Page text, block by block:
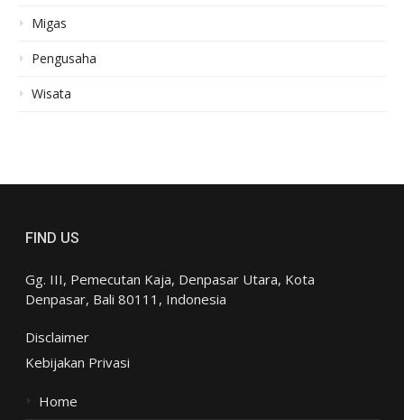
Migas
Pengusaha
Wisata
FIND US
Gg. III, Pemecutan Kaja, Denpasar Utara, Kota
Denpasar, Bali 80111, Indonesia
Disclaimer
Kebijakan Privasi
Home